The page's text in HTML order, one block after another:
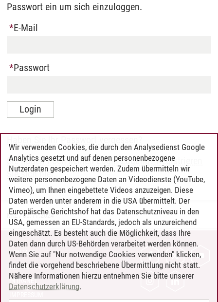
Passwort ein um sich einzuloggen.
E-Mail
Passwort
Sie haben noch keinen Login-Zugang? Registrieren
Sie sich hier.
MIZ/06.11.2024
KONTAKT
LEUPHANA ALS ARBEITGEBER
INTRANET
Wir verwenden Cookies, die durch den Analysedienst Google
Analytics gesetzt und auf denen personenbezogene
Nutzerdaten gespeichert werden. Zudem übermitteln wir
weitere personenbezogene Daten an Videodienste (YouTube,
Vimeo), um Ihnen eingebettete Videos anzuzeigen. Diese
Daten werden unter anderem in die USA übermittelt. Der
Europäische Gerichtshof hat das Datenschutzniveau in den
USA, gemessen an EU-Standards, jedoch als unzureichend
eingeschätzt. Es besteht auch die Möglichkeit, dass Ihre
Daten dann durch US-Behörden verarbeitet werden können.
Wenn Sie auf "Nur notwendige Cookies verwenden" klicken,
findet die vorgehend beschriebene Übermittlung nicht statt.
Nähere Informationen hierzu entnehmen Sie bitte unserer
Datenschutzerklärung.